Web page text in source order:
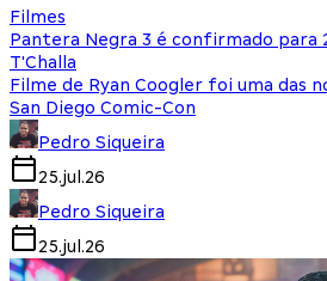
Filmes
Pantera Negra 3 é confirmado para
T'Challa
Filme de Ryan Coogler foi uma das
San Diego Comic-Con
Pedro Siqueira
25.jul.26
Pedro Siqueira
25.jul.26